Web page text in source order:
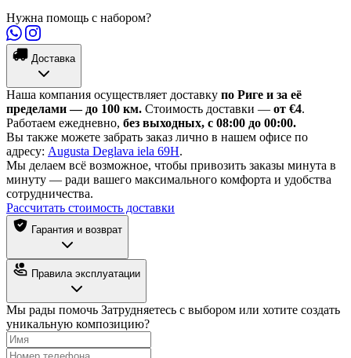
Нужна помощь с набором?
Доставка
Наша компания осуществляет доставку по Риге и за её
пределами — до 100 км. Стоимость доставки — от €4.
Работаем ежедневно, без выходных, с 08:00 до 00:00.
Вы также можете забрать заказ лично в нашем офисе по
адресу: Augusta Deglava iela 69H.
Мы делаем всё возможное, чтобы привозить заказы минута в
минуту — ради вашего максимального комфорта и удобства
сотрудничества.
Рассчитать стоимость доставки
Гарантия и возврат
Правила эксплуатации
Мы рады помочь Затрудняетесь с выбором или хотите создать
уникальную композицию?